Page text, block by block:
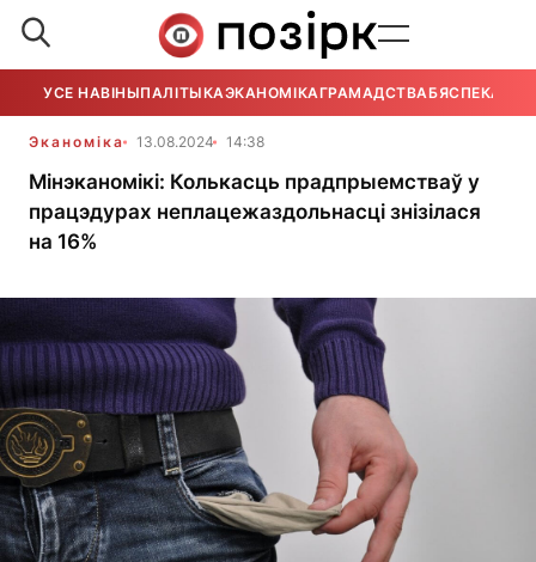
УСЕ НАВІНЫПАЛІТЫКАЭКАНОМІКАГРАМАДСТВАБЯСПЕКА
Эканоміка 13.08.2024 14:38
Мінэканомікі: Колькасць прадпрыемстваў у
працэдурах неплацежаздольнасці знізілася
на 16%